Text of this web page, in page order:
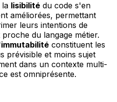
la lisibilité du code s'en
améliorées, permettant
leurs intentions de
du langage métier.
immutabilité constituent les
prévisible et moins sujet
dans un contexte multi-
est omniprésente.